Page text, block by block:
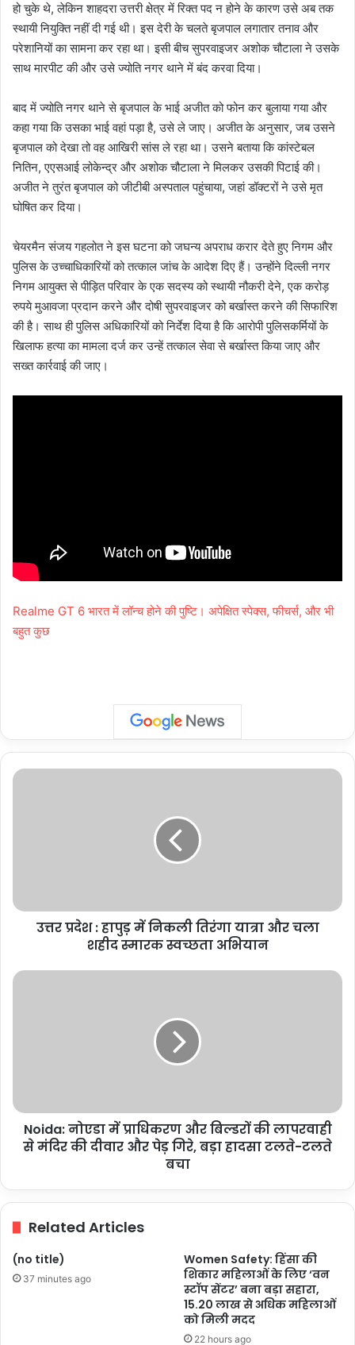
हो चुके थे, लेकिन शाहदरा उत्तरी क्षेत्र में रिक्त पद न होने के कारण उसे अब तक
स्थायी नियुक्ति नहीं दी गई थी। इस देरी के चलते बृजपाल लगातार तनाव और
परेशानियों का सामना कर रहा था। इसी बीच सुपरवाइजर अशोक चौटाला ने उसके
साथ मारपीट की और उसे ज्योति नगर थाने में बंद करवा दिया।
बाद में ज्योति नगर थाने से बृजपाल के भाई अजीत को फोन कर बुलाया गया और
कहा गया कि उसका भाई वहां पड़ा है, उसे ले जाए। अजीत के अनुसार, जब उसने
बृजपाल को देखा तो वह आखिरी सांस ले रहा था। उसने बताया कि कांस्टेबल
नितिन, एएसआई लोकेन्द्र और अशोक चौटाला ने मिलकर उसकी पिटाई की।
अजीत ने तुरंत बृजपाल को जीटीबी अस्पताल पहुंचाया, जहां डॉक्टरों ने उसे मृत
घोषित कर दिया।
चेयरमैन संजय गहलोत ने इस घटना को जघन्य अपराध करार देते हुए निगम और
पुलिस के उच्चाधिकारियों को तत्काल जांच के आदेश दिए हैं। उन्होंने दिल्ली नगर
निगम आयुक्त से पीड़ित परिवार के एक सदस्य को स्थायी नौकरी देने, एक करोड़
रुपये मुआवजा प्रदान करने और दोषी सुपरवाइजर को बर्खास्त करने की सिफारिश
की है। साथ ही पुलिस अधिकारियों को निर्देश दिया है कि आरोपी पुलिसकर्मियों के
खिलाफ हत्या का मामला दर्ज कर उन्हें तत्काल सेवा से बर्खास्त किया जाए और
सख्त कार्रवाई की जाए।
Realme GT 6 भारत में लॉन्च होने की पुष्टि। अपेक्षित स्पेक्स, फीचर्स, और भी
बहुत कुछ
उत्तर
और
स्वच्छता
उत्तर प्रदेश : हापुड़ में निकली तिरंगा यात्रा और चला
शहीद स्मारक स्वच्छता अभियान
Noida:
से
मंदिर
टलते-
टलते
Noida: नोएडा में प्राधिकरण और बिल्डरों की लापरवाही
से मंदिर की दीवार और पेड़ गिरे, बड़ा हादसा टलते-टलते
बचा
Related Articles
(no title)
37 minutes ago
Women Safety: हिंसा की
शिकार महिलाओं के लिए ‘वन
स्टॉप सेंटर’ बना बड़ा सहारा,
15.20 लाख से अधिक महिलाओं
को मिली मदद
22 hours ago